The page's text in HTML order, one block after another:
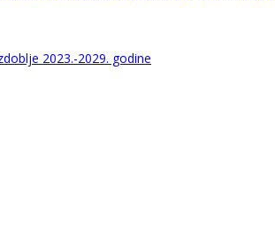
2023.-2029. godine